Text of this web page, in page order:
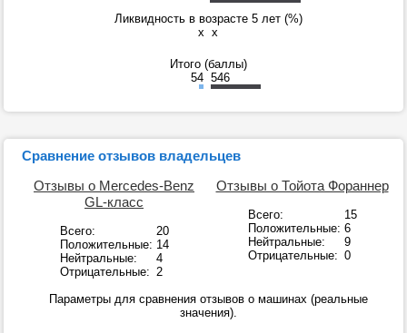
Ликвидность в возрасте 5 лет (%)
x x
Итого (баллы)
54 546
Сравнение отзывов владельцев
Отзывы о Mercedes-Benz
GL-класс
Всего:
20
Положительные: 14
Нейтральные:
4
Отрицательные: 2
Отзывы о Тойота Фораннер
Всего:
15
Положительные: 6
Нейтральные:
9
Отрицательные: 0
Параметры для сравнения отзывов о машинах (реальные
значения).